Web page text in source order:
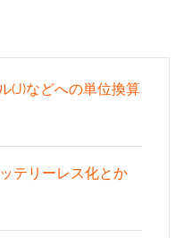
(J)などへの単位換算
テリーレス化とか